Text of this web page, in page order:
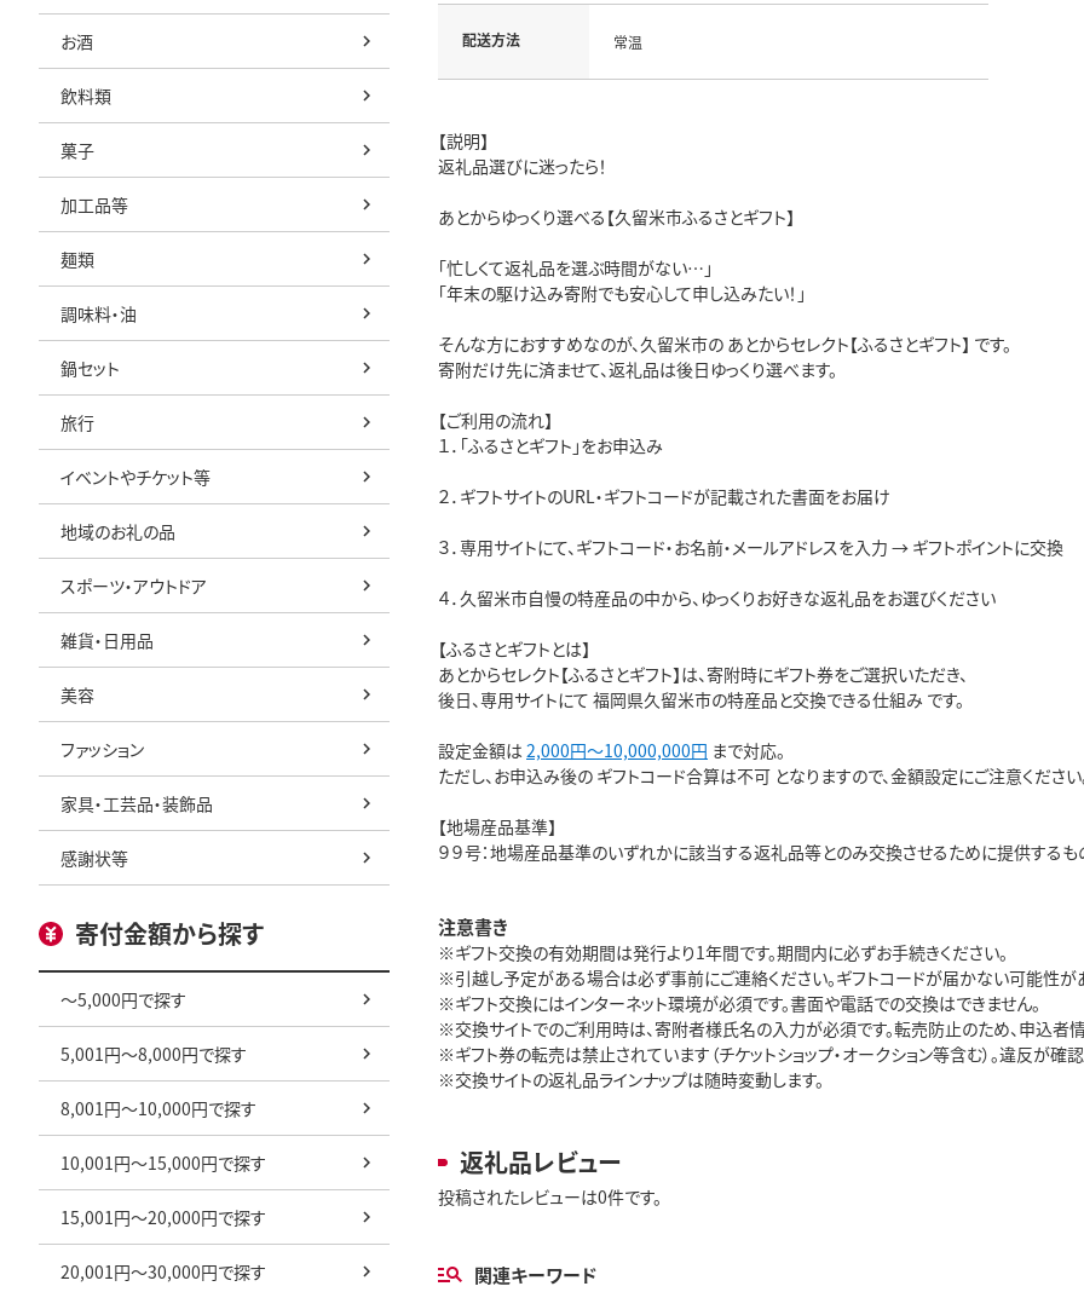
お酒
飲料類
菓子
加工品等
麺類
調味料・油
鍋セット
旅行
イベントやチケット等
地域のお礼の品
スポーツ・アウトドア
雑貨・日用品
美容
ファッション
家具・工芸品・装飾品
感謝状等
寄付金額から探す
～5,000円で探す
5,001円～8,000円で探す
8,001円～10,000円で探す
10,001円～15,000円で探す
15,001円～20,000円で探す
20,001円～30,000円で探す
配送方法 常温
【説明】
返礼品選びに迷ったら！
あとからゆっくり選べる【久留米市ふるさとギフト】
「忙しくて返礼品を選ぶ時間がない…」
「年末の駆け込み寄附でも安心して申し込みたい！」
そんな方におすすめなのが、久留米市の あとからセレクト【ふるさとギフト】 です。
寄附だけ先に済ませて、返礼品は後日ゆっくり選べます。
【ご利用の流れ】
１．「ふるさとギフト」をお申込み
２．ギフトサイトのURL・ギフトコードが記載された書面をお届け
３．専用サイトにて、ギフトコード・お名前・メールアドレスを入力 → ギフトポイントに交換
４．久留米市自慢の特産品の中から、ゆっくりお好きな返礼品をお選びください
【ふるさとギフトとは】
あとからセレクト【ふるさとギフト】は、寄附時にギフト券をご選択いただき、
後日、専用サイトにて 福岡県久留米市の特産品と交換できる仕組み です。
設定金額は 2,000円～10,000,000円 まで対応。
ただし、お申込み後の ギフトコード合算は不可 となりますので、金額設定にご注意ください
【地場産品基準】
９９号：地場産品基準のいずれかに該当する返礼品等とのみ交換させるために提供するも
注意書き
※ギフト交換の有効期間は発行より1年間です。期間内に必ずお手続きください。
※引越し予定がある場合は必ず事前にご連絡ください。ギフトコードが届かない可能性が
※ギフト交換にはインターネット環境が必須です。書面や電話での交換はできません。
※交換サイトでのご利用時は、寄附者様氏名の入力が必須です。転売防止のため、申込者
※ギフト券の転売は禁止されています（チケットショップ・オークション等含む）。違反が確
※交換サイトの返礼品ラインナップは随時変動します。
返礼品レビュー
投稿されたレビューは0件です。
関連キーワード